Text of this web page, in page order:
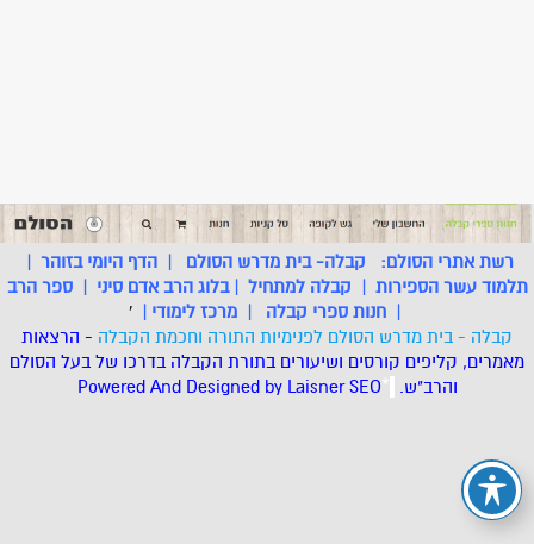
רשת אתרי הסולם: קבלה- בית מדרש הסולם |הדף היומי בזוהר
תלמוד עשר הספירות
קבלה למתחיל |בלוג הרב אדם סיני |ספר הרב
חנות ספרי קבלה מרכז לימודי
'
קבלה - בית מדרש הסולם לפנימיות התורה וחכמת הקבלה - הרצאות
מאמרים, קליפים קורסים ושיעורים בתורת הקבלה בדרכו של בעל הסולם
והרב"ש. *
Powered And Designed by LaisnerSEO